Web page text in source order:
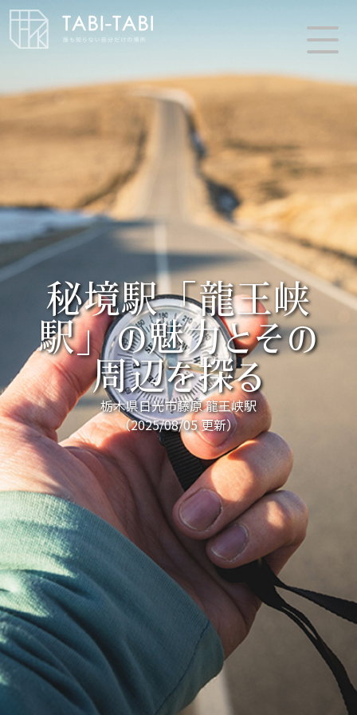
秘境駅「龍王峡
駅」の魅力とその
周辺を探る
栃木県日光市藤原 龍王峡駅
（2025/08/05 更新）